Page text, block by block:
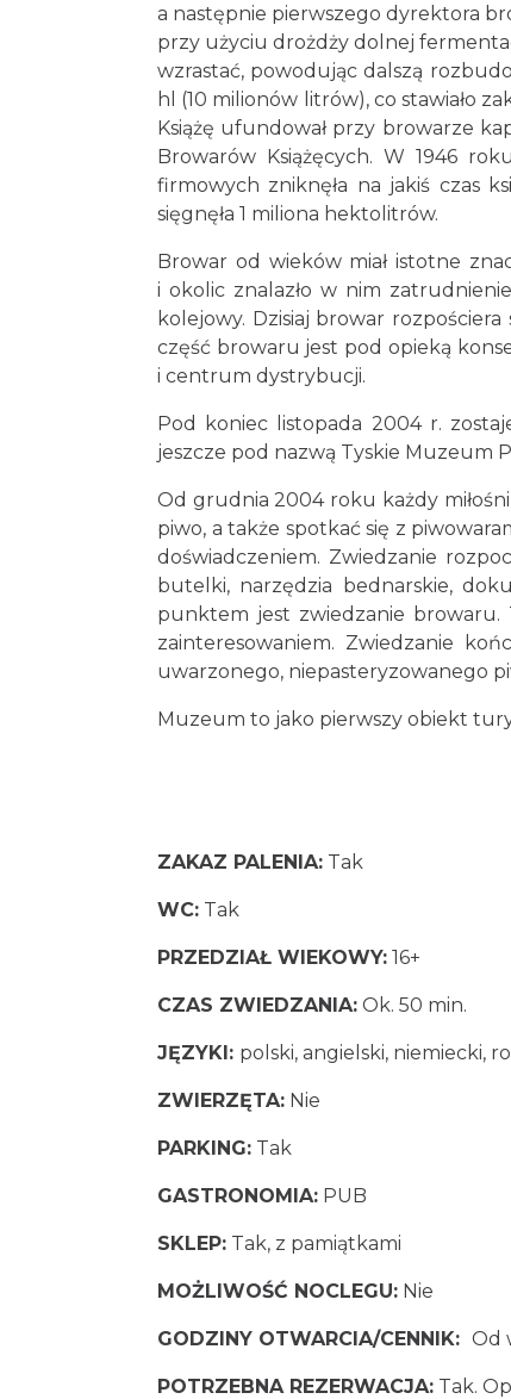
a następnie pierwszego dyrektora
przy użyciu drożdży dolnej
wzrastać, powodując dalszą
hl (10 milionów litrów), co stawiało
Książę ufundował przy browarze
Browarów Książęcych. W 1946
firmowych zniknęła na jakiś czas
sięgnęła 1 miliona hektolitrów.
Browar od wieków miał istotne
i okolic znalazło w nim
kolejowy. Dzisiaj browar
część browaru jest pod opieką
i centrum dystrybucji.
Pod koniec listopada 2004 r.
jeszcze pod nazwą Tyskie Muzeum
Od grudnia 2004 roku każdy
piwo, a także spotkać się z
doświadczeniem. Zwiedzanie
butelki, narzędzia bednarskie,
punktem jest zwiedzanie browaru.
zainteresowaniem. Zwiedzanie
uwarzonego, niepasteryzowanego
Muzeum to jako pierwszy obiekt
ZAKAZ PALENIA: Tak
WC: Tak
PRZEDZIAŁ WIEKOWY: 16+
CZAS ZWIEDZANIA: Ok. 50 min.
JĘZYKI: polski, angielski, niemiecki,
ZWIERZĘTA: Nie
PARKING: Tak
GASTRONOMIA: PUB
SKLEP: Tak, z pamiątkami
MOŻLIWOŚĆ NOCLEGU: Nie
GODZINY OTWARCIA/CENNIK: Od
POTRZEBNA REZERWACJA: Tak.